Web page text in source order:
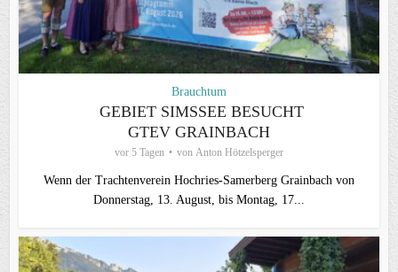
Brauchtum
GEBIET SIMSSEE BESUCHT
GTEV GRAINBACH
vor 5 Tagen von Anton Hötzelsperger
Wenn der Trachtenverein Hochries-Samerberg Grainbach von
Donnerstag, 13. August, bis Montag, 17...